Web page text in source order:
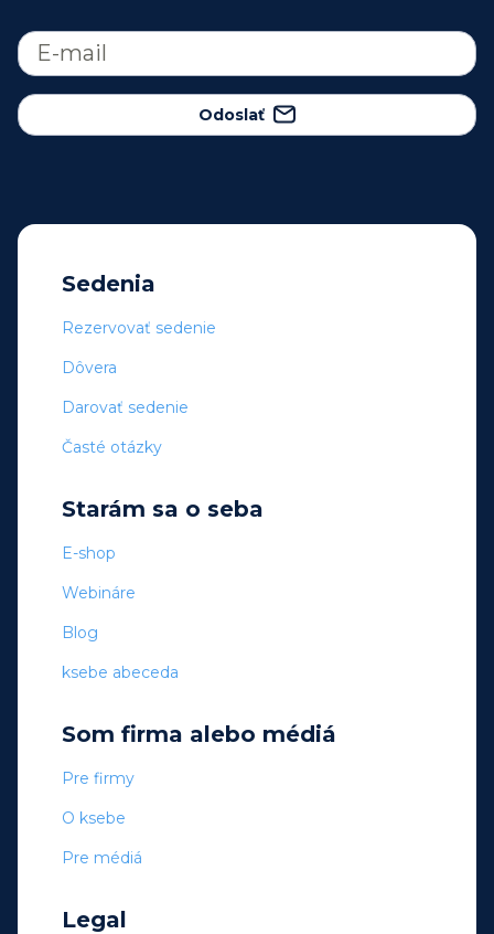
Odoslať
Sedenia
Rezervovať sedenie
Dôvera
Darovať sedenie
Časté otázky
Starám sa o seba
E-shop
Webináre
Blog
ksebe abeceda
Som firma alebo médiá
Pre firmy
O ksebe
Pre médiá
Legal